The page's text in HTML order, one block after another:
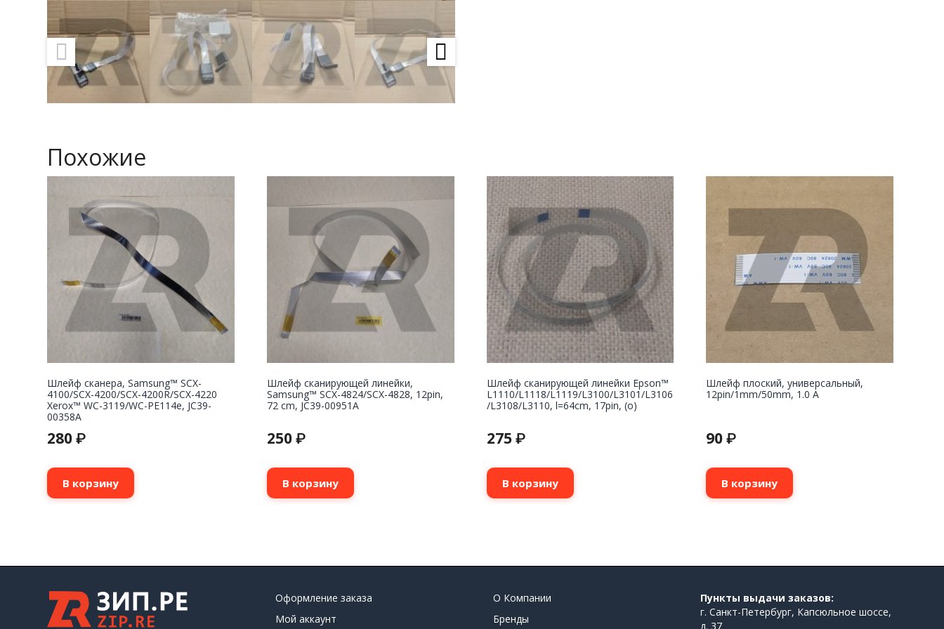
Похожие
Шлейф сканера, Samsung™ SCX-
4100/SCX-4200/SCX-4200R/SCX-4220
Xerox™ WC-3119/WC-PE114e, JC39-
00358A
280 ₽
В корзину
Шлейф сканирующей линейки,
Samsung™ SCX-4824/SCX-4828, 12pin,
72 cm, JC39-00951A
250 ₽
В корзину
Шлейф сканирующей линейки Epson™
L1110/L1118/L1119/L3100/L3101/L3106
/L3108/L3110, l=64cm, 17pin, (o)
275 ₽
В корзину
Шлейф плоский, универсальный,
12pin/1mm/50mm, 1.0 A
90₽
В корзину
Оформление заказа
Мой аккаунт
О Компании
Бренды
Пункты выдачи заказов:
г. Санкт-Петербург, Капсюльное шоссе,
д. 37